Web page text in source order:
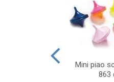
Mini piao
863